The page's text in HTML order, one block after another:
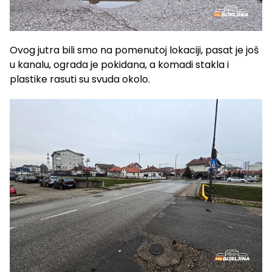
Ovog jutra bili smo na pomenutoj lokaciji, pasat je još
u kanalu, ograda je pokidana, a komadi stakla i
plastike rasuti su svuda okolo.